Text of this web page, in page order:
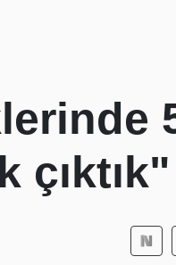
çıktık"